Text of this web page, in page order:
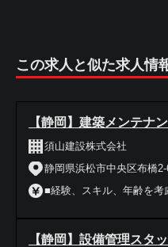
この求人と似た求人情
【静岡】建築メンテナ
須山建設株式会社
静岡県浜松市中央区布橋
■経験、スキル、年齢を考
【静岡】設備管理スタ